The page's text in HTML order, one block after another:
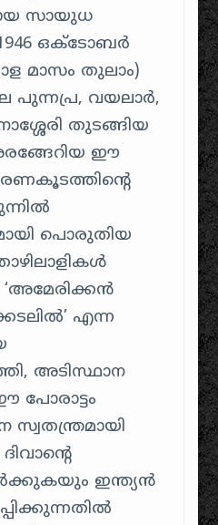
സായുധ
1946 ഒക്ടോബർ
മാസം തുലാം)
പുന്നപ്ര, വയലാർ,
തുടങ്ങിയ
ഈ
പൊരുതിയ
‘അമേരിക്കൻ
എന്ന
അടിസ്ഥാന
പോരാട്ടം
സ്വതന്ത്രമായി
ഇന്ത്യൻ